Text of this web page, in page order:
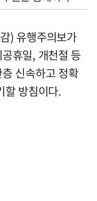
) 유행주의보가
휴일, 개천절 등
신속하고 정확
할 방침이다.